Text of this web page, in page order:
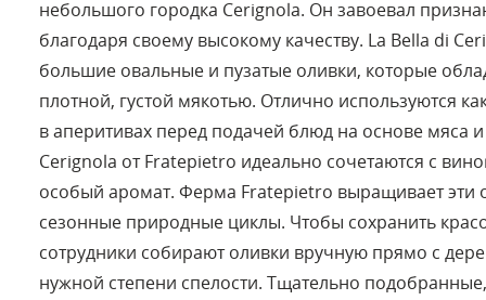
небольшого городка Cerignola. Он завоевал
благодаря своему высокому качеству. La Bella di
большие овальные и пузатые оливки, которые
плотной, густой мякотью. Отлично используются
в аперитивах перед подачей блюд на основе мяса
Cerignola от Fratepietro идеально сочетаются с
особый аромат. Ферма Fratepietro выращивает эти
сезонные природные циклы. Чтобы сохранить
сотрудники собирают оливки вручную прямо с
нужной степени спелости. Тщательно